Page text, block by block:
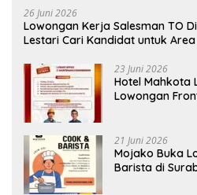
26 Juni 2026
Lowongan Kerja Salesman TO
Lestari Cari Kandidat untuk
23 Juni 2026
Hotel Mahkota
Lowongan
21 Juni 2026
Mojako Buka
Barista di